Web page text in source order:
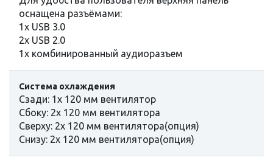
оснащена разъёмами:
1x USB 3.0
2x USB 2.0
1x комбинированный аудиоразъем
Система охлаждения
Сзади: 1x 120 мм вентилятор
Сбоку: 2х 120 мм вентилятора
Сверху: 2х 120 мм вентилятора(опция)
Снизу: 2х 120 мм вентилятора(опция)